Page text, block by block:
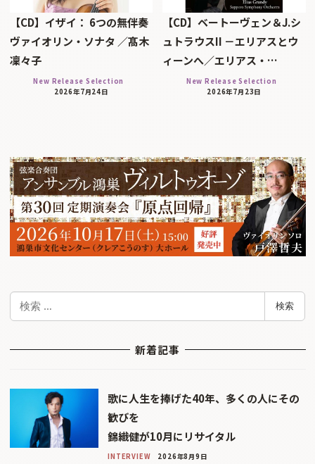
【CD】イザイ： 6つの無伴奏
ヴァイオリン・ソナタ ／髙木
凜々子
New Release Selection
2026年7月24日
【CD】ベートーヴェン＆J.シ
ュトラウスII －エリアスとウ
ィーンへ／エリアス・…
New Release Selection
2026年7月23日
検
検索
新着記事
歌に人生を捧げた40年、多くの人にその
歓びを
錦織健が10月にリサイタル
INTERVIEW 2026年8月9日